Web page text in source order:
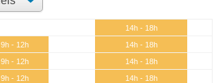
14h - 18h
9h - 12h
14h - 18h
9h - 12h
14h - 18h
9h - 12h
14h - 18h